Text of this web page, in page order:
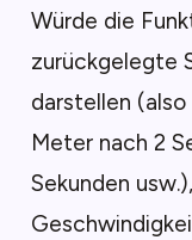
Würde die
zurückgelegte
darstellen (also
Meter nach 2
Sekunden